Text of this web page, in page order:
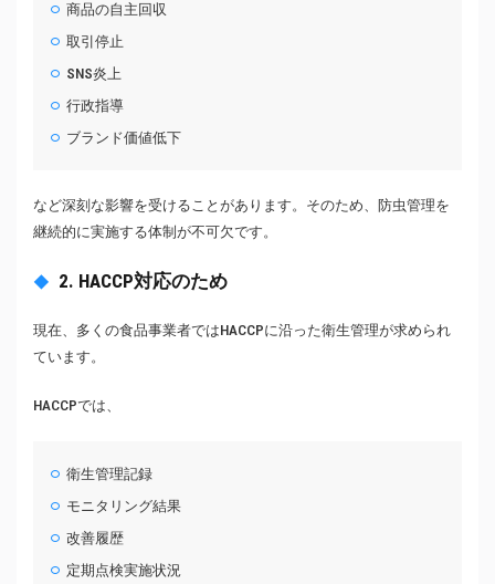
商品の自主回収
取引停止
SNS炎上
行政指導
ブランド価値低下
など深刻な影響を受けることがあります。そのため、防虫管理を
継続的に実施する体制が不可欠です。
2. HACCP対応のため
現在、多くの食品事業者ではHACCPに沿った衛生管理が求められ
ています。
HACCPでは、
衛生管理記録
モニタリング結果
改善履歴
定期点検実施状況